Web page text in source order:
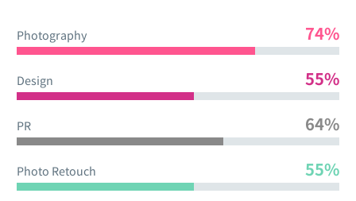
Photography 74%
Design 55%
PR 64%
Photo Retouch 55%